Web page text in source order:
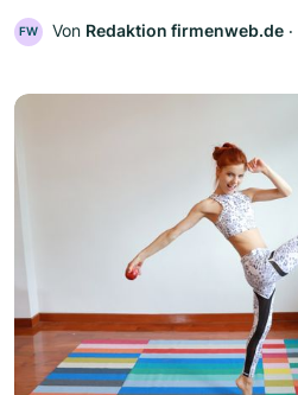
FW Von Redaktion firmenweb.de ‧